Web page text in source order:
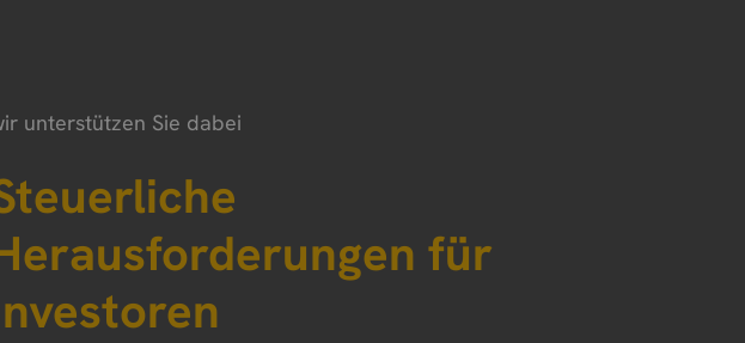
unterstützen Sie dabei
für